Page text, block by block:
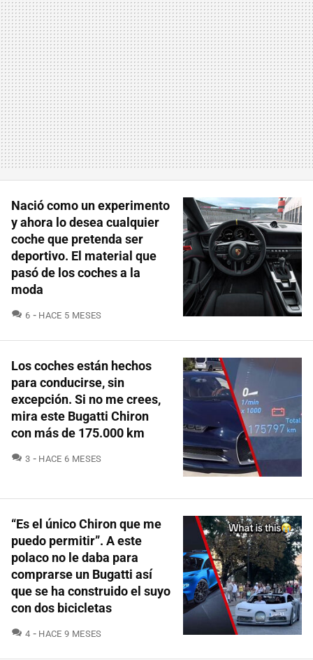
Nació como un experimento
y ahora lo desea cualquier
coche que pretenda ser
deportivo. El material que
pasó de los coches a la
moda
6 COMENTARIOS
HACE 5 MESES
Los coches están hechos
para conducirse, sin
excepción. Si no me crees,
mira este Bugatti Chiron
con más de 175.000 km
3 COMENTARIOS
HACE 6 MESES
“Es el único Chiron que me
puedo permitir”. A este
polaco no le daba para
comprarse un Bugatti así
que se ha construido el suyo
con dos bicicletas
4 COMENTARIOS
HACE 9 MESES